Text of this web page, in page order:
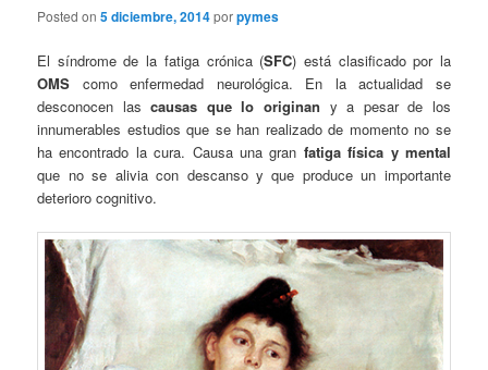
Posted on5 diciembre, 2014porpymes
El síndrome de la fatiga crónica (SFC) está clasificado por la
OMS como enfermedad neurológica. En la actualidad se
desconocen las causas que lo originan y a pesar de los
innumerables estudios que se han realizado de momento no se
ha encontrado la cura. Causa una gran fatiga física y mental
que no se alivia con descanso y que produce un importante
deterioro cognitivo.